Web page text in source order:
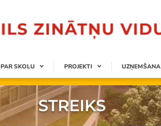
PAR SKOLU PROJEKTI UZŅEMŠANA
STREIKS